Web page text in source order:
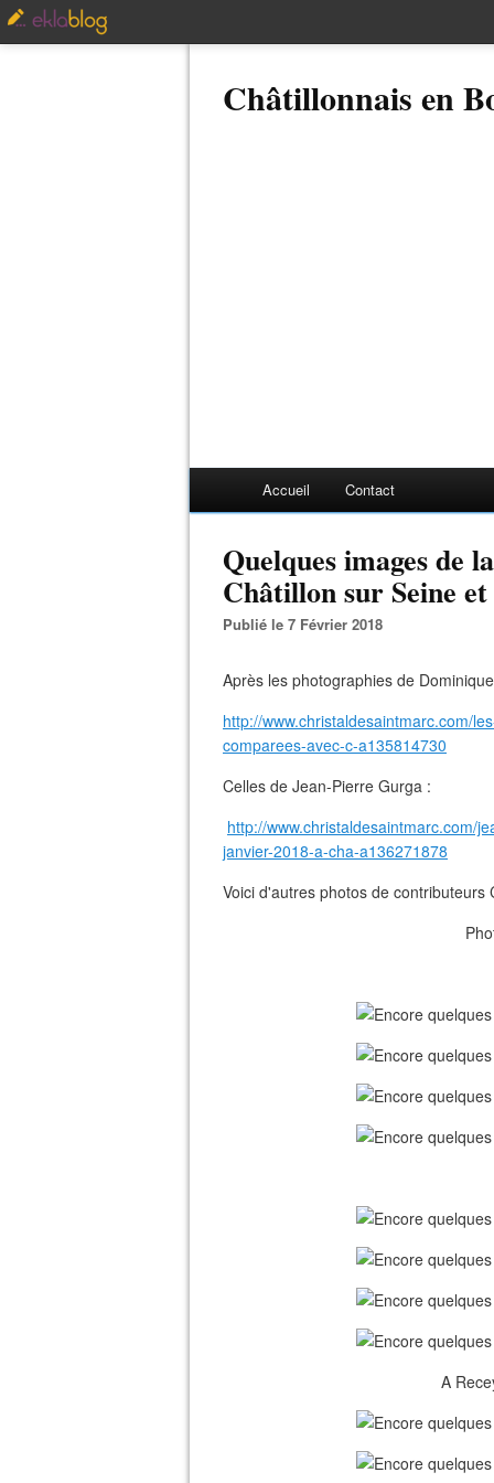
Châtillonnais en
Accueil Contact
Quelques images de
Châtillon sur Seine
Publié le 7 Février 2018
Après les photographies de
http://www.christaldesaintmarc.com/
comparees-avec-c-a135814730
Celles de Jean-Pierre Gurga :
http://www.christaldesaintmarc.com/
janvier-2018-a-cha-a136271878
Voici d'autres photos de contributeurs
A